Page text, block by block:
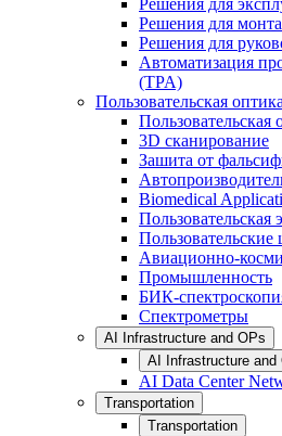
Решения для
Решения для
Решения для
Автоматизация
(TPA)
Пользовательская
3D сканирование
Зашита от
Biomedical
Пользовательская
Авиационно-
Промышленность
БИК-
Спектрометры
AI Infrastructure and OPs
AI Infrastructure and
AI Data Center
Transportation
Transportation